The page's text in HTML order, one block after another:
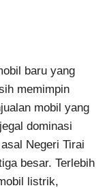
baru yang
memimpin
mobil yang
dominasi
Negeri Tirai
besar. Terlebih
listrik,